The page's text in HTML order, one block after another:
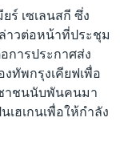
ร์ เซเลนสกี ซึ่ง
าวต่อหน้าที่ประชุม
การประกาศส่ง
ทัพกรุงเคียฟเพื่อ
าชนนับพันคนมา
ฮเกนเพื่อให้กำลัง